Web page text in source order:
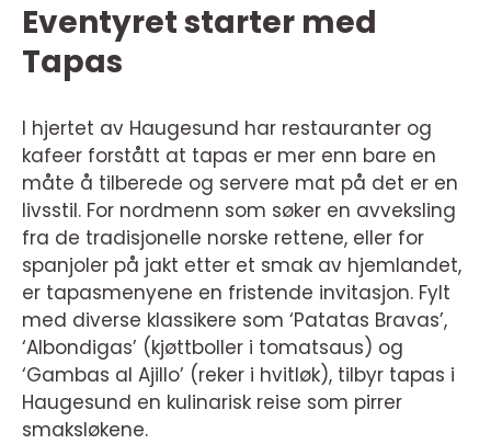
Eventyret starter med
Tapas
I hjertet av Haugesund har restauranter og
kafeer forstått at tapas er mer enn bare en
måte å tilberede og servere mat på det er en
livsstil. For nordmenn som søker en avveksling
fra de tradisjonelle norske rettene, eller for
spanjoler på jakt etter et smak av hjemlandet,
er tapasmenyene en fristende invitasjon. Fylt
med diverse klassikere som ‘Patatas Bravas’,
‘Albondigas’ (kjøttboller i tomatsaus) og
‘Gambas al Ajillo’ (reker i hvitløk), tilbyr tapas i
Haugesund en kulinarisk reise som pirrer
smaksløkene.